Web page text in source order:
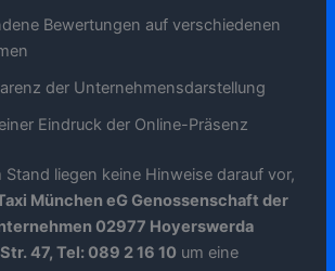
Bewertungen auf verschiedenen
der Unternehmensdarstellung
Eindruck der Online-Präsenz
liegen keine Hinweise darauf vor,
München eG Genossenschaft der
02977 Hoyerswerda
47, Tel: 089 2 16 10 um eine